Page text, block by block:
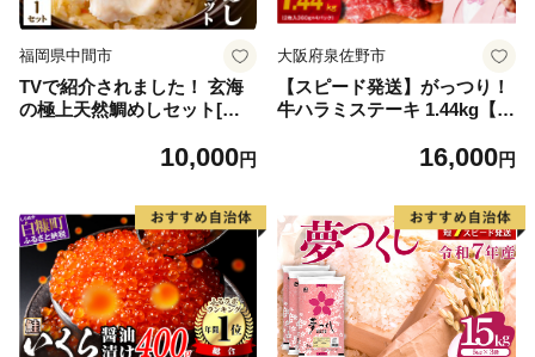
福岡県中間市
TVで紹介されました！ 玄海
の極上天然鯛めしセット[鯛
だし]【010-0001】10,000円
大阪府泉佐野市
【スピード発送】がっつり！
牛ハラミステーキ 1.44kg【氷
g×4パック 牛肉 すてーき 焼
16,000円